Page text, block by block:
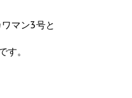
マン3号と
す。